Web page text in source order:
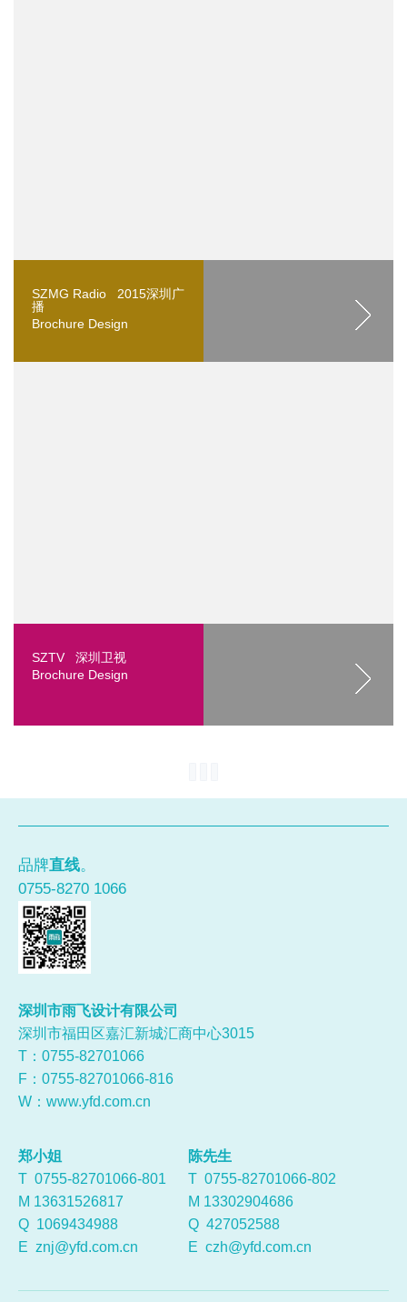
SZMG Radio 2015深圳广
播
Brochure Design
SZTV 深圳卫视
Brochure Design
品牌直线。
0755-8270 1066
深圳市雨飞设计有限公司
深圳市福田区嘉汇新城汇商中心3015
T：0755-82701066
F：0755-82701066-816
W： www.yfd.com.cn
郑小姐
T 0755-82701066-801
M 13631526817
Q 1069434988
E znj@yfd.com.cn
陈先生
T 0755-82701066-802
M 13302904686
Q 427052588
E czh@yfd.com.cn